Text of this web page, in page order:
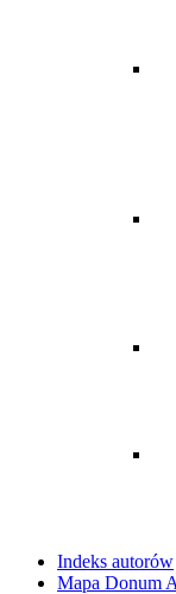
Indeks autorów
Mapa Donum